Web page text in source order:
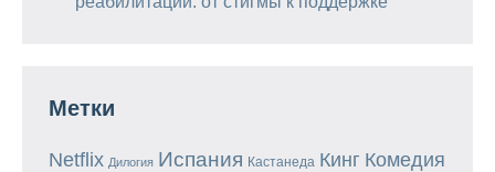
Метки
Netflix Дилогия Испания Кастанеда Кинг Комедия